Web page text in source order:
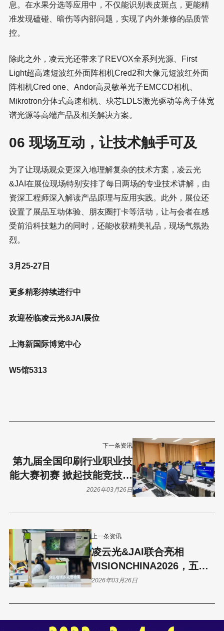
息。在水果分选等应用中，不仅能识别表皮斑点，更能精
准发现磕碰、暗伤等内部问题，实现了内外兼修的品质管
控。
除此之外，凌云光还带来了REVOX全系列光源、First
Light超高速短波红外面阵相机Cred2和大像元短波红外面
阵相机Cred one、Andor高灵敏单光子EMCCD相机、
Mikrotron分体式高速相机、玦芯LDLS激光驱动等离子体宽
谱光源等高端产品及相关解决方案。
06 现场互动，让技术触手可及
为了让现场观众更深入地理解复杂的技术方案，凌云光
&JAI在展位现场特别安排了每日两场的专业技术讲解，由
资深工程师深入解读产品原理与应用实践。此外，展位还
设置了展品互动体验、朋友圈打卡等活动，让与会者在感
受前沿科技魅力的同时，还能收获精美礼品，现场气氛热
烈。
3月25-27日
更多精彩持续进行中
欢迎莅临凌云光&JAI展位
上海新国际博览中心
W5馆5313
上一条资讯
凌云光&JAI联合亮相
VISIONCHINA2026，五大
产品线引领机器视觉技术新
2026年03月26日
下一条资讯
第九届全国印刷行业职业技
能大赛初赛 掀起技能竞技热
潮
2026年03月26日